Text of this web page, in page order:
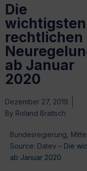
Die
wichtigsten
rechtlichen
ab Januar
2020
Dezember 27, 2019
By Roland Braitsch
Bundesregierung,
Source: Datev – Die
ab Januar 2020